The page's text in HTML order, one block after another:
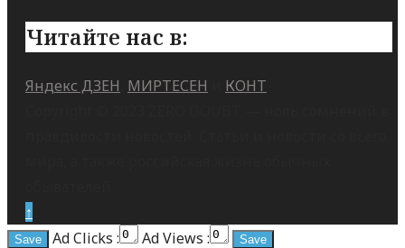
Читайте нас в:
Яндекс ДЗЕН МИРТЕСЕН
КОНТ
↑
Ad Clicks :
Ad Views :